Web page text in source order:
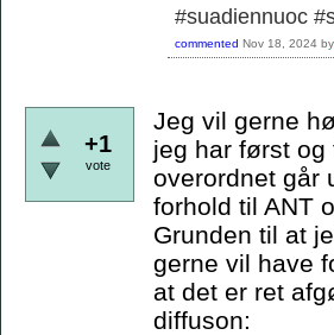
#suadiennuoc
commented Nov 18, 2024 by
+1
vote
Jeg vil gerne
jeg har først
overordnet går
forhold til ANT
Grunden til at
gerne vil have
at det er ret
diffuson: